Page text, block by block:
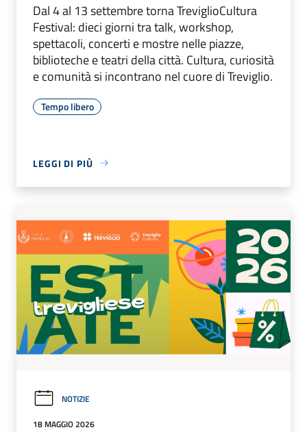
Dal 4 al 13 settembre torna TreviglioCultura
Festival: dieci giorni tra talk, workshop,
spettacoli, concerti e mostre nelle piazze,
biblioteche e teatri della città. Cultura, curiosità
e comunità si incontrano nel cuore di Treviglio.
Tempo libero
LEGGI DI PIÙ
NOTIZIE
18 MAGGIO 2026